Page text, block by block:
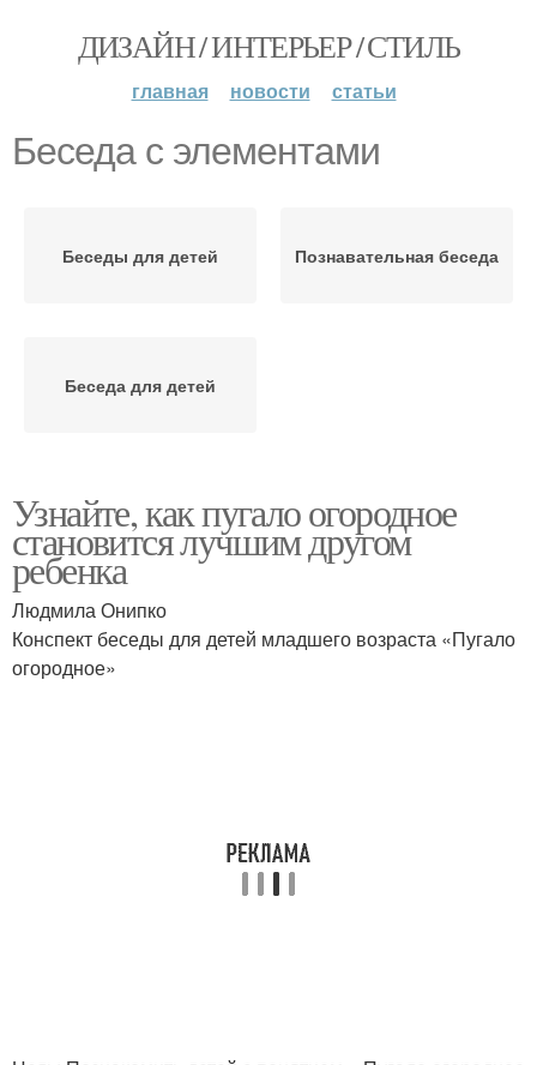
ДИЗАЙН / ИНТЕРЬЕР / СТИЛЬ
главная новости статьи
Беседа с элементами
Беседы для детей Познавательная беседа
Беседа для детей
Узнайте, как пугало огородное
становится лучшим другом
ребенка
Людмила Онипко
Конспект беседы для детей младшего возраста «Пугало
огородное»